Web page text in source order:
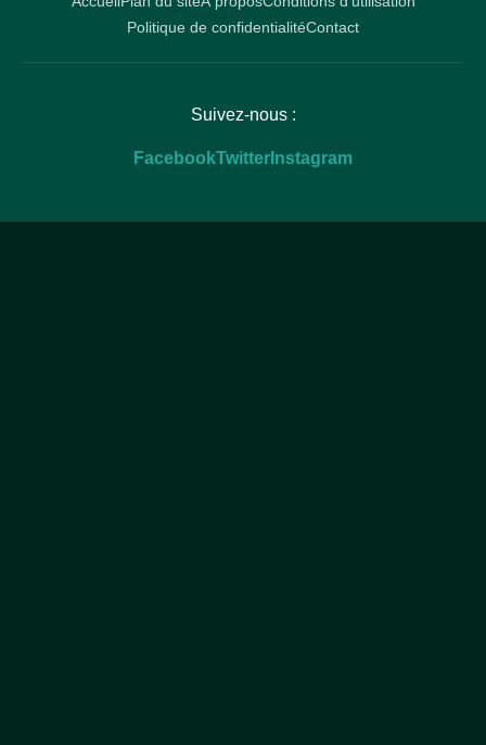
Politique de confidentialitéContact
Suivez-nous :
FacebookTwitter Instagram